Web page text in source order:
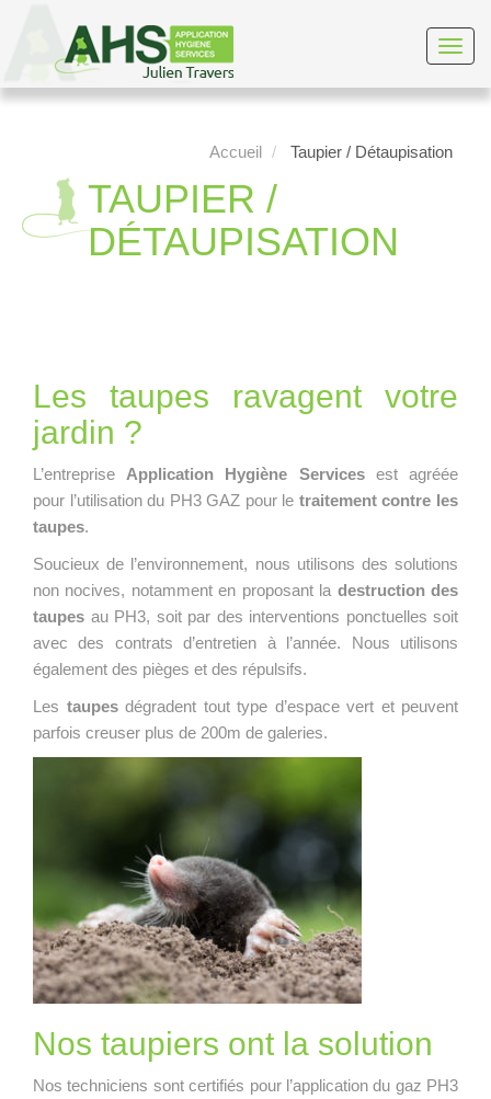
Accueil Taupier / Détaupisation
TAUPIER /
DÉTAUPISATION
Les taupes ravagent votre
jardin ?
L’entreprise Application Hygiène Services est agréée
pour l’utilisation du PH3 GAZ pour le traitement contre les
taupes.
Soucieux de l’environnement, nous utilisons des solutions
non nocives, notamment en proposant la destruction des
taupes au PH3, soit par des interventions ponctuelles soit
avec des contrats d’entretien à l’année. Nous utilisons
également des pièges et des répulsifs.
Les taupesdégradent tout type d’espace vert et peuvent
parfois creuser plus de 200m de galeries.
Nos taupiers ont la solution
Nos techniciens sont certifiés pour l’application du gaz PH3